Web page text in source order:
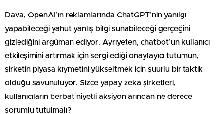
Dava, OpenAI’ın reklamlarında ChatGPT’nin yanılgı
yapabileceği yahut yanlış bilgi sunabileceği gerçeğini
gizlediğini argüman ediyor. Ayrıyeten, chatbot’un kullanıcı
etkileşimini artırmak için sergilediği onaylayıcı tutumun,
şirketin piyasa kıymetini yükseltmek için şuurlu bir taktik
olduğu savunuluyor. Sizce yapay zeka şirketleri,
kullanıcıların berbat niyetli aksiyonlarından ne derece
sorumlu tutulmalı?